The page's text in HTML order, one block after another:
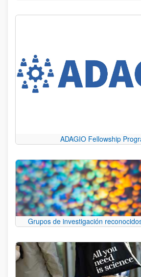
ADAGIO Fellowship
Grupos de investigación